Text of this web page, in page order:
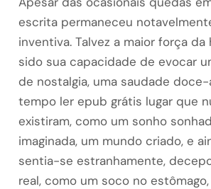
escrita permaneceu
inventiva. Talvez a maior força
sido sua capacidade de evocar
de nostalgia, uma saudade
tempo ler epub grátis lugar que
existiram, como um sonho
imaginada, um mundo criado, e
sentia-se estranhamente,
real, como um soco no